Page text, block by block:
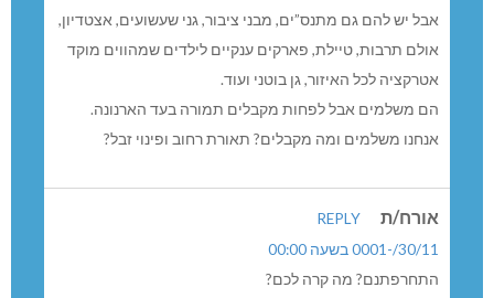
אבל יש להם גם מתנס”ים, מבני ציבור, גני שעשועים, אצטדיון,
אולם תרבות, טיילת, פארקים ענקיים לילדים שמהווים מוקד
אטרקציה לכל האיזור, גן בוטני ועוד.
הם משלמים אבל לפחות מקבלים תמורה בעד הארנונה.
אנחנו משלמים ומה מקבלים? תאורת רחוב ופינוי זבל?
אורח/ת
REPLY
30/11/-0001 בשעה 00:00
התחרפתנם? מה קרה לכם?